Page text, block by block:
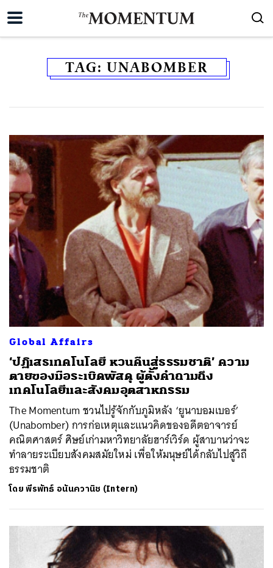
TAG: UNABOMBER
Global Affairs
‘ปฏิเสธเทคโนโลยี หวนคืนสู่ธรรมชาติ’ ความ
ตายของมือระเบิดพัสดุ ผู้ตั้งคำถามถึง
เทคโนโลยีและสังคมอุตสาหกรรม
The Momentum ชวนไปรู้จักกับภูมิหลัง ‘ยูนาบอมเบอร์’
(Unabomber) การก่อเหตุและแนวคิดของอดีตอาจารย์
คณิตศาสตร์ ศิษย์เก่ามหาวิทยาลัยฮาร์เวิร์ด ผู้สาบานว่าจะ
ทำลายระเบียบสังคมสมัยใหม่ เพื่อให้มนุษย์ได้กลับไปสู่วิถี
ธรรมชาติ
โดยพีรพัทธ์ อนันควานิช (Intern)